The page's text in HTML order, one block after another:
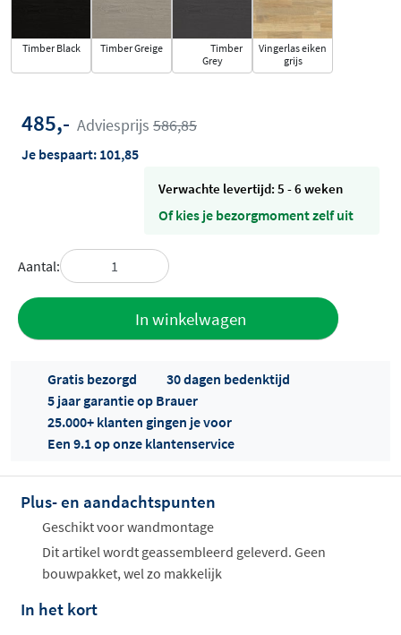
Timber Black Timber Greige
Timber
Grey
Vingerlas eiken
grijs
485,- Adviesprijs 586,85
Je bespaart: 101,85
Verwachte levertijd: 5 - 6 weken
Of kies je bezorgmoment zelf uit
Aantal:
In winkelwagen
Offertes
ophalen...
Gratis bezorgd
30 dagen bedenktijd
5 jaar garantie op Brauer
25.000+ klanten gingen je voor
Een 9.1 op onze klantenservice
Plus- en aandachtspunten
Geschikt voor wandmontage
Dit artikel wordt geassembleerd geleverd. Geen
bouwpakket, wel zo makkelijk
In het kort